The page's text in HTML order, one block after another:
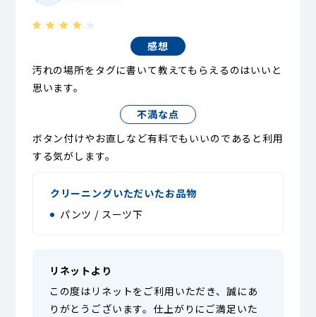
感想
汚れの場所をタグに書いて教えてもらえるのはいいと
思います。
不満な点
ボタン付けやお直しなど有料でもいいのであると利用
する気がします。
クリーニングいただいたお品物
パンツ / スーツ下
リネットより
この度はリネットをご利用いただき、誠にあ
りがとうございます。仕上がりにご満足いた